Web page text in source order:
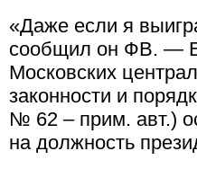
«Даже если я
сообщил он ФВ. —
Московских
законности и
№ 62 – прим. авт.)
на должность